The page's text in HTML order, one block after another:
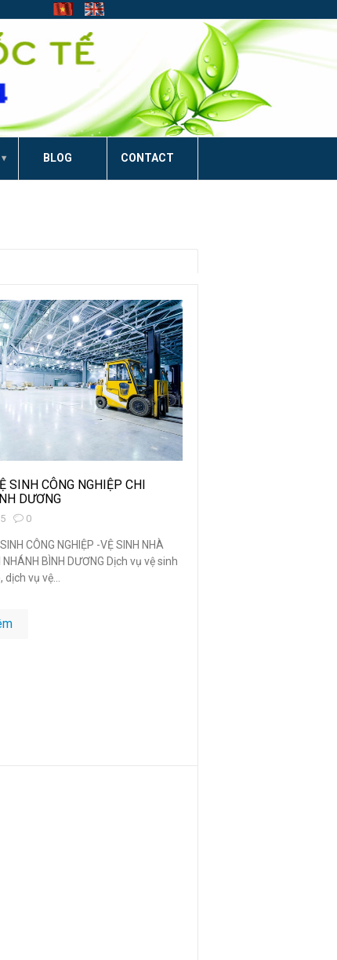
BLOG CONTACT
SINH CÔNG NGHIỆP CHI
DƯƠNG
0
CÔNG NGHIỆP -VỆ SINH NHÀ
NHÁNH BÌNH DƯƠNG Dịch vụ vệ sinh
vụ vệ...